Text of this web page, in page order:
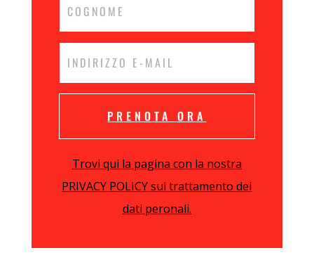
PRENOTA ORA
Trovi qui la pagina con la nostra
PRIVACY POLICY sul trattamento dei
dati peronali.